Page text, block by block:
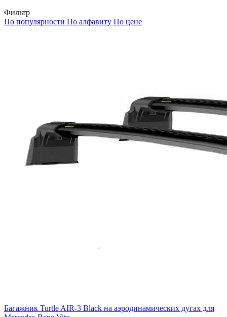
Фильтр
По популярности По алфавиту По цене
Багажник Turtle AIR-3 Black на аэродинамических дугах для